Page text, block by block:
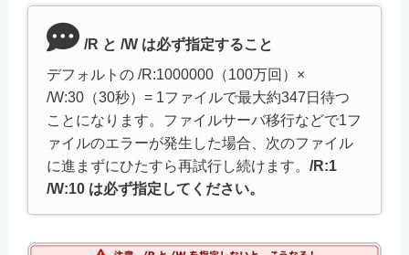
/R と /W は必ず指定すること
デフォルトの /R:1000000（100万回）×
/W:30（30秒）= 1ファイルで最大約347日待つ
ことになります。ファイルサーバ移行などで1フ
ァイルのエラーが発生した場合、次のファイル
に進まずにひたすら再試行し続けます。 /R:1
/W:10 は必ず指定してください。